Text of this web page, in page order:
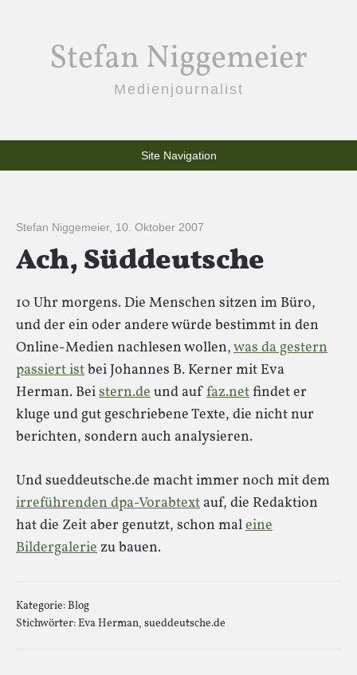
Stefan Niggemeier
Medienjournalist
Site Navigation
Stefan Niggemeier, 10. Oktober 2007
Ach, Süddeutsche
10 Uhr morgens. Die Menschen sitzen im Büro,
und der ein oder andere würde bestimmt in den
Online-Medien nachlesen wollen,was da gestern
passiert istbei Johannes B. Kerner mit Eva
Herman. Beistern.deund auffaz.netfindet er
kluge und gut geschriebene Texte, die nicht nur
berichten, sondern auch analysieren.
Und sueddeutsche.de macht immer noch mit dem
irreführenden dpa-Vorabtext auf, die Redaktion
hat die Zeit aber genutzt, schon maleine
Bildergalerie zu bauen.
Kategorie:Blog
Stichwörter:Eva Herman, sueddeutsche.de